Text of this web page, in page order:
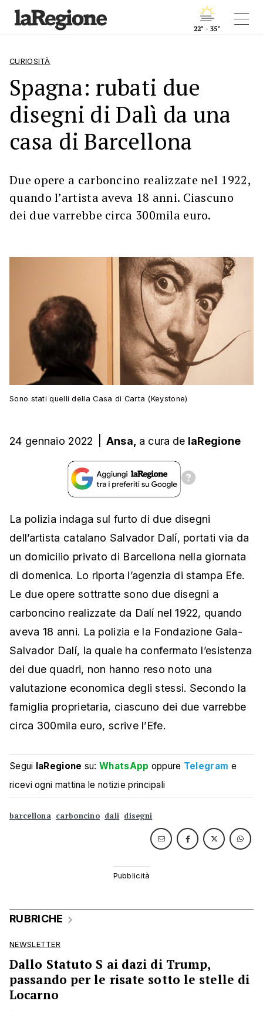
22° - 35°
CURIOSITÀ
Spagna: rubati due
disegni di Dalì da una
casa di Barcellona
Due opere a carboncino realizzate nel 1922,
quando l’artista aveva 18 anni. Ciascuno
dei due varrebbe circa 300mila euro.
Sono stati quelli della Casa di Carta (Keystone)
24 gennaio 2022 Ansa, a cura de laRegione
La polizia indaga sul furto di due disegni
dell’artista catalano Salvador Dalí, portati via da
un domicilio privato di Barcellona nella giornata
di domenica. Lo riporta l’agenzia di stampa Efe.
Le due opere sottratte sono due disegni a
carboncino realizzate da Dalí nel 1922, quando
aveva 18 anni. La polizia e la Fondazione Gala-
Salvador Dalí, la quale ha confermato l’esistenza
dei due quadri, non hanno reso noto una
valutazione economica degli stessi. Secondo la
famiglia proprietaria, ciascuno dei due varrebbe
circa 300mila euro, scrive l’Efe.
Segui laRegione su:WhatsApp oppure Telegram e
ricevi ogni mattina le notizie principali
barcellona carboncino dali disegni
RUBRICHE
NEWSLETTER
Dallo Statuto S ai dazi di Trump,
passando per le risate sotto le stelle di
Locarno